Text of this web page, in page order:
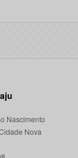
Nascimento
Nova